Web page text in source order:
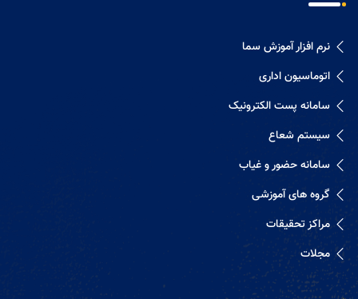
نرم افزار آموزش سما
اتوماسیون اداری
سامانه پست الکترونیک
سیستم شعاع
سامانه حضور و غیاب
گروه های آموزشی
مراکز تحقیقات
مجلات